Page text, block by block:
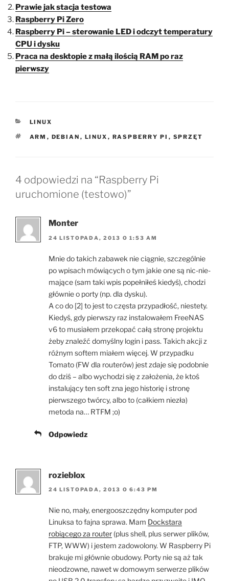
Prawie jak stacja testowa
Raspberry Pi Zero
Raspberry Pi – sterowanie LED i odczyt temperatury
CPU i dysku
Praca na desktopie z małą ilością RAM po raz
pierwszy
KATEGORIE
LINUX
TAGI
ARM , DEBIAN , LINUX , RASPBERRY PI , SPRZĘT
4 odpowiedzi na “Raspberry Pi
uruchomione (testowo)”
Monter
24 LISTOPADA, 2013 O 1:53 AM
Mnie do takich zabawek nie ciągnie, szczególnie
po wpisach mówiących o tym jakie one są nic-nie-
mające (sam taki wpis popełniłeś kiedyś), chodzi
głównie o porty (np. dla dysku).
A co do [2] to jest to częsta przypadłość, niestety.
Kiedyś, gdy pierwszy raz instalowałem FreeNAS
v6 to musiałem przekopać całą stronę projektu
żeby znaleźć domyślny login i pass. Takich akcji z
różnym softem miałem więcej. W przypadku
Tomato (FW dla routerów) jest zdaje się podobnie
do dziś – albo wychodzi się z założenia, że ktoś
instalujący ten soft zna jego historię i stronę
pierwszego twórcy, albo to (całkiem niezła)
metoda na… RTFM ;o)
Odpowiedz
rozieblox
24 LISTOPADA, 2013 O 6:43 PM
Nie no, mały, energooszczędny komputer pod
Linuksa to fajna sprawa. Mam Dockstara
robiącego za router (plus shell, plus serwer plików,
FTP, WWW) i jestem zadowolony. W Raspberry Pi
brakuje mi głównie obudowy. Porty nie są aż tak
nieodzowne, nawet w domowym serwerze plików